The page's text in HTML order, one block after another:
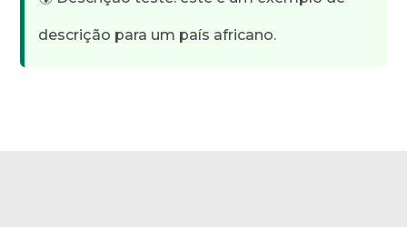
descrição para um país africano.